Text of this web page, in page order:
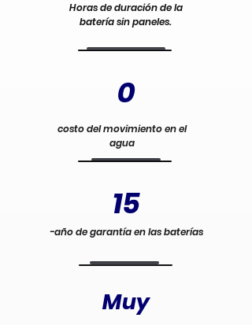
Horas de duración de la
batería sin paneles.
0
costo del movimiento en el
agua
15
-año de garantía en las baterías
Muy